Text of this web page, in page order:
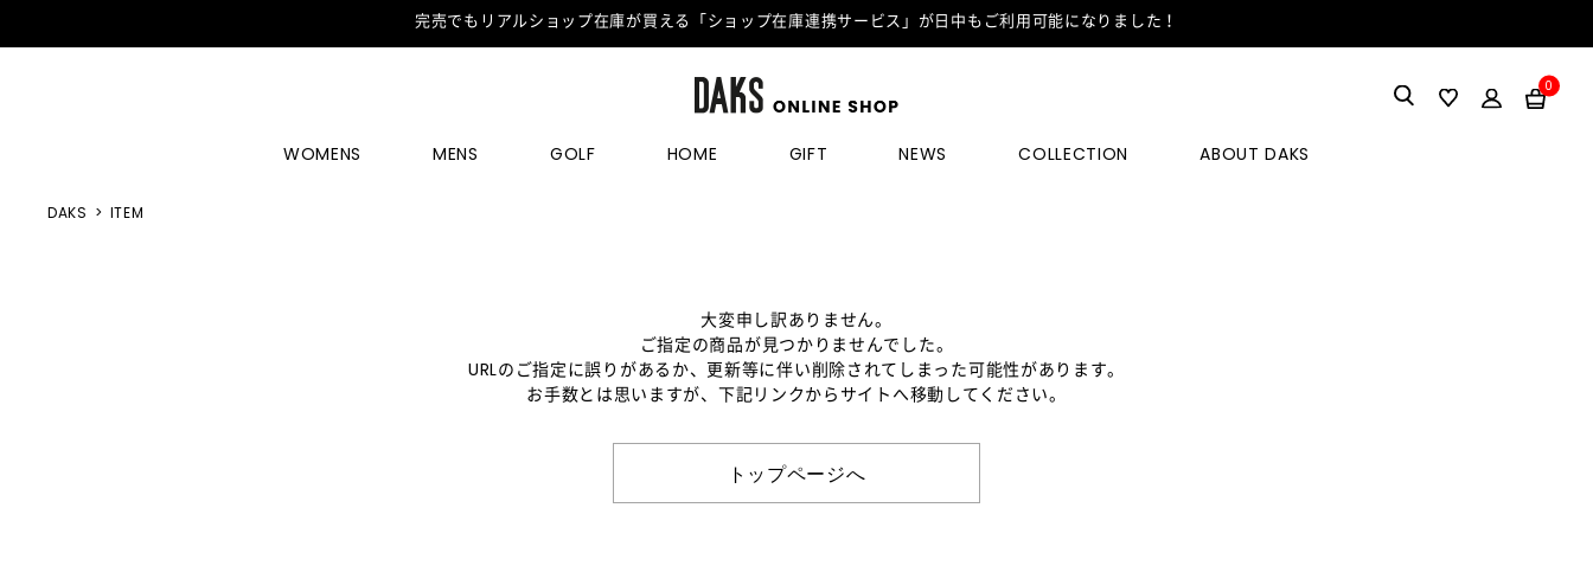
完売でもリアルショップ在庫が買える「ショップ在庫連携サービス」が日中もご利用可能になりました！
0
WOMENS MENS GOLF HOME GIFT NEWS COLLECTION ABOUT DAKS
DAKS ITEM
大変申し訳ありません。
ご指定の商品が見つかりませんでした。
URLのご指定に誤りがあるか、更新等に伴い削除されてしまった可能性があります。
お手数とは思いますが、下記リンクからサイトへ移動してください。
トップページへ